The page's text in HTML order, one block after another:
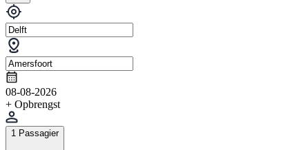
08-08-2026
+ Opbrengst
1 Passagier